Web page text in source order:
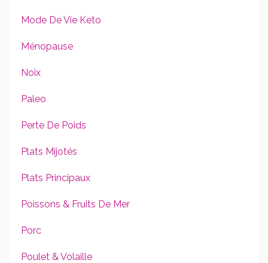
Mode De Vie Keto
Ménopause
Noix
Paleo
Perte De Poids
Plats Mijotés
Plats Principaux
Poissons & Fruits De Mer
Porc
Poulet & Volaille